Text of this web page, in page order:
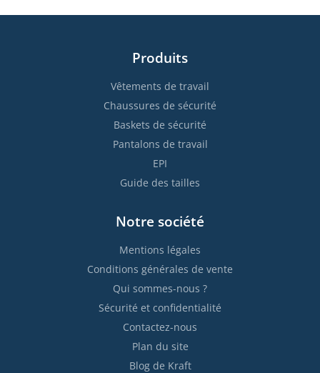
Produits
Vêtements de travail
Chaussures de sécurité
Baskets de sécurité
Pantalons de travail
EPI
Guide des tailles
Notre société
Mentions légales
Conditions générales de vente
Qui sommes-nous ?
Sécurité et confidentialité
Contactez-nous
Plan du site
Blog de Kraft